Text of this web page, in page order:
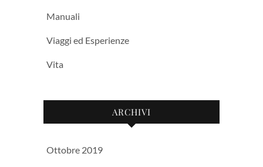
Manuali
Viaggi ed Esperienze
Vita
ARCHIVI
Ottobre 2019